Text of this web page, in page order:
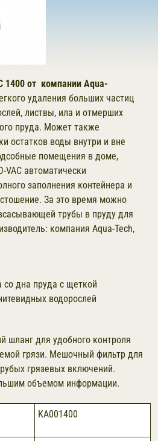
1400 от компании Aqua-
удаления больших частиц
листвы, ила и отмерших
пруда. Может также
остатков воды внутри и вне
помещения в доме,
VAC автоматически
заполнения контейнера и
За это время можно
трубы в пруду для
компания Aqua-Tech,
со дна пруда с щеткой
водорослей
для удобного контроля
грязи. Мешочный фильтр для
грязевых включений.
объемом информации.
KA001400